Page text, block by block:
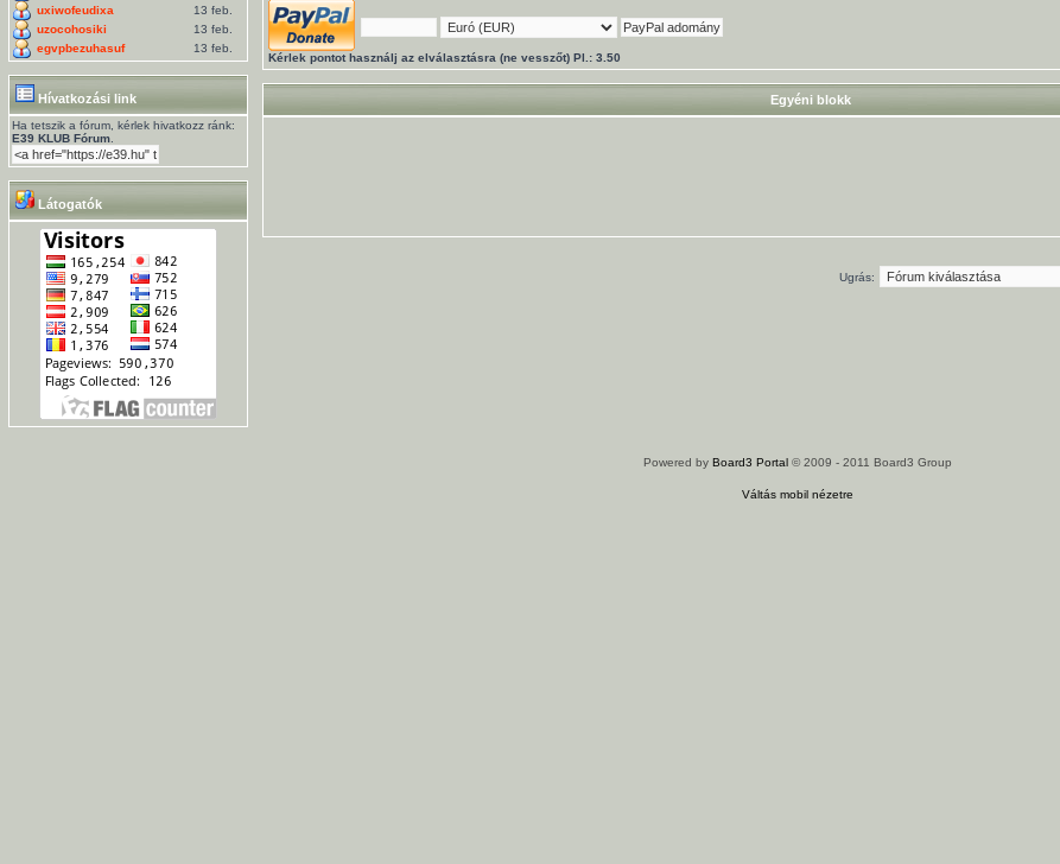
uxiwofeudixa
13 feb.
uzocohosiki
13 feb.
egvpbezuhasuf
13 feb.
Hívatkozási link
Ha tetszik a fórum, kérlek hivatkozz ránk:
E39 KLUB Fórum
Látogatók
Kérlek pontot használj az elválasztásra (ne vesszőt) Pl.: 3.50
Egyéni blokk
Ugrás:
Powered by Board3 Portal © 2009 - 2011 Board3 Group
Váltás mobil nézetre